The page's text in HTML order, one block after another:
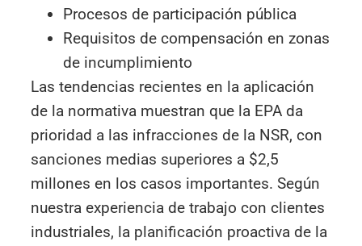
Procesos de participación pública
Requisitos de compensación en zonas
de incumplimiento
Las tendencias recientes en la aplicación
de la normativa muestran que la EPA da
prioridad a las infracciones de la NSR, con
sanciones medias superiores a $2,5
millones en los casos importantes. Según
nuestra experiencia de trabajo con clientes
industriales, la planificación proactiva de la